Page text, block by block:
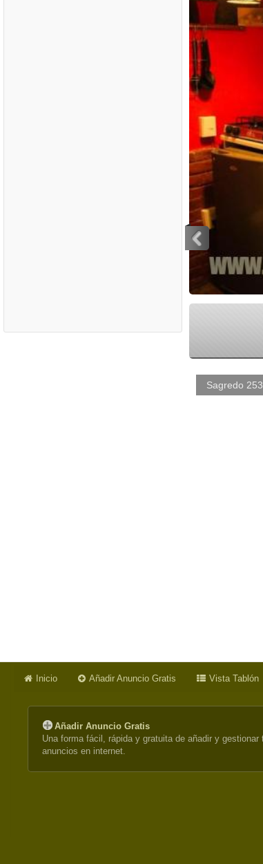
<
Sagredo
Inicio Añadir Anuncio Gratis Vista Tablón
Añadir Anuncio Gratis
Una forma fácil, rápida y gratuita de añadir y gestionar
anuncios en internet.